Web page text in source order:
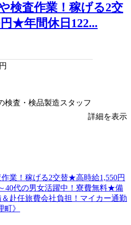
検査作業！稼げる2交
★年間休日122...
円
検査・検品製造スタッフ
詳細を表示